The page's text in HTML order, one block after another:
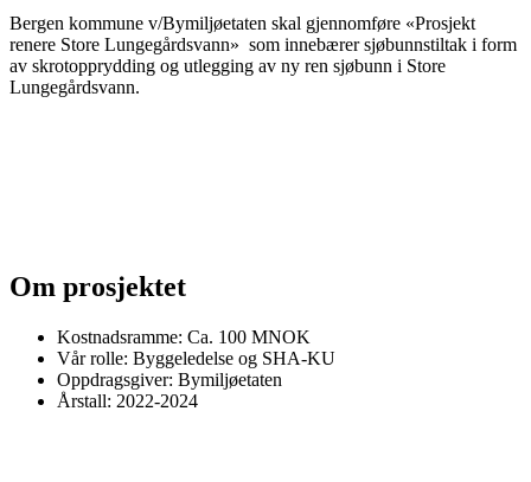
Bergen kommune v/Bymiljøetaten skal gjennomføre «Prosjekt
renere Store Lungegårdsvann» som innebærer sjøbunnstiltak i form
av skrotopprydding og utlegging av ny ren sjøbunn i Store
Lungegårdsvann.
Om prosjektet
Kostnadsramme: Ca. 100 MNOK
Vår rolle: Byggeledelse og SHA-KU
Oppdragsgiver: Bymiljøetaten
Årstall: 2022-2024